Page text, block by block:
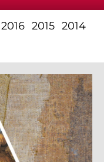
2016 2015 2014